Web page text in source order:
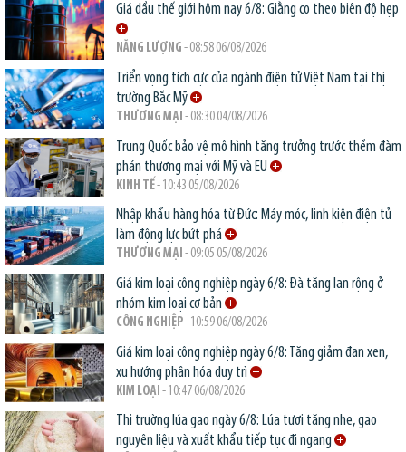
Giá dầu thế giới hôm nay 6/8: Giằng co theo biên độ hẹp
NĂNG LƯỢNG - 08:58 06/08/2026
Triển vọng tích cực của ngành điện tử Việt Nam tại thị
trường Bắc Mỹ
THƯƠNG MẠI - 08:30 04/08/2026
Trung Quốc bảo vệ mô hình tăng trưởng trước thềm đàm
phán thương mại với Mỹ và EU
KINH TẾ- 10:43 05/08/2026
Nhập khẩu hàng hóa từ Đức: Máy móc, linh kiện điện tử
làm động lực bứt phá
THƯƠNG MẠI - 09:05 05/08/2026
Giá kim loại công nghiệp ngày 6/8: Đà tăng lan rộng ở
nhóm kim loại cơ bản
CÔNG NGHIỆP- 10:59 06/08/2026
Giá kim loại công nghiệp ngày 6/8: Tăng giảm đan xen,
xu hướng phân hóa duy trì
KIM LOẠI - 10:47 06/08/2026
Thị trường lúa gạo ngày 6/8: Lúa tươi tăng nhẹ, gạo
nguyên liệu và xuất khẩu tiếp tục đi ngang